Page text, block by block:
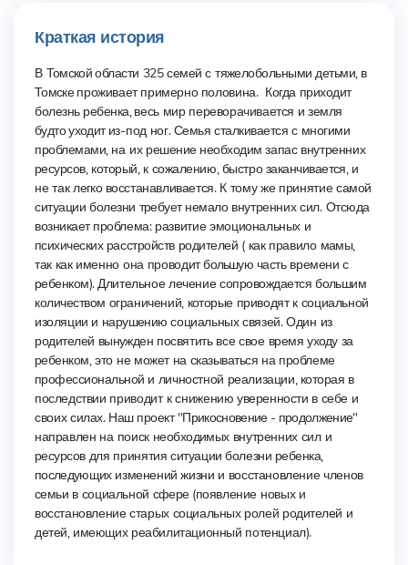
Краткая история
В Томскойобласти 325семейстяжелобольнымидетьми, в
Томскепроживает примерно половина. Когда приходит
болезнь ребенка,весь мир переворачивается иземля
будтоуходитиз-под ног.Семья сталкиваетсяс многими
проблемами, на их решение необходим запас внутренних
ресурсов, который,к сожалению, быстро заканчивается,и
нетак легко восстанавливается.К тому же принятие самой
ситуации болезни требует немало внутренних сил. Отсюда
возникает проблема: развитие эмоциональныхи
психических расстройств родителей ( как правило мамы,
так как именно она проводитбольшую часть времени с
ребенком).Длительное лечение сопровождается большим
количеством ограничений, которые приводятк социальной
изоляции и нарушению социальных связей.Один из
родителей вынужден посвятить всесвое время уходу за
ребенком, это не можетна сказываться на проблеме
профессиональной и личностной реализации, которая в
последствии приводиткснижению уверенности в себеи
своих силах. Наш проект "Прикосновение - продолжение"
направлен на поиск необходимых внутренних сили
ресурсов для принятия ситуации болезни ребенка,
последующих изменений жизни и восстановление членов
семьи в социальной сфере (появление новыхи
восстановление старых социальных ролей родителей и
детей, имеющих реабилитационный потенциал).